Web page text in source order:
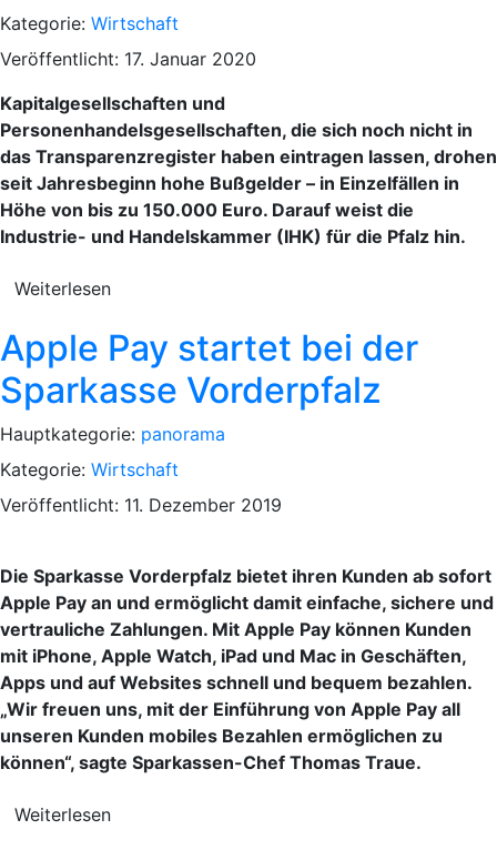
Kategorie: Wirtschaft
Veröffentlicht: 17. Januar 2020
Kapitalgesellschaften und
Personenhandelsgesellschaften, die sich noch nicht in
das Transparenzregister haben eintragen lassen, drohen
seit Jahresbeginn hohe Bußgelder – in Einzelfällen in
Höhe von bis zu 150.000 Euro. Darauf weist die
Industrie- und Handelskammer (IHK) für die Pfalz hin.
Weiterlesen
Apple Pay startet bei der
Sparkasse Vorderpfalz
Hauptkategorie: panorama
Kategorie: Wirtschaft
Veröffentlicht: 11. Dezember 2019
Die Sparkasse Vorderpfalz bietet ihren Kunden ab sofort
Apple Pay an und ermöglicht damit einfache, sichere und
vertrauliche Zahlungen. Mit Apple Pay können Kunden
mit iPhone, Apple Watch, iPad und Mac in Geschäften,
Apps und auf Websites schnell und bequem bezahlen.
„Wir freuen uns, mit der Einführung von Apple Pay all
unseren Kunden mobiles Bezahlen ermöglichen zu
können“, sagte Sparkassen-Chef Thomas Traue.
Weiterlesen